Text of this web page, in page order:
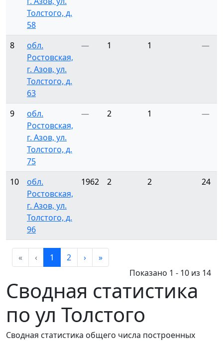
Толстого, д.
58
8
обл.
Ростовская,
г. Азов, ул.
Толстого, д.
63
— 1 1 —
9
обл.
Ростовская,
г. Азов, ул.
Толстого, д.
75
— 2 1 —
10
обл.
Ростовская,
г. Азов, ул.
Толстого, д.
96
1962 2 2 24
« ‹ 1 2 ›
»
Показано 1 - 10 из 14
Сводная статистика
по ул Толстого
Сводная статистика общего числа построенных